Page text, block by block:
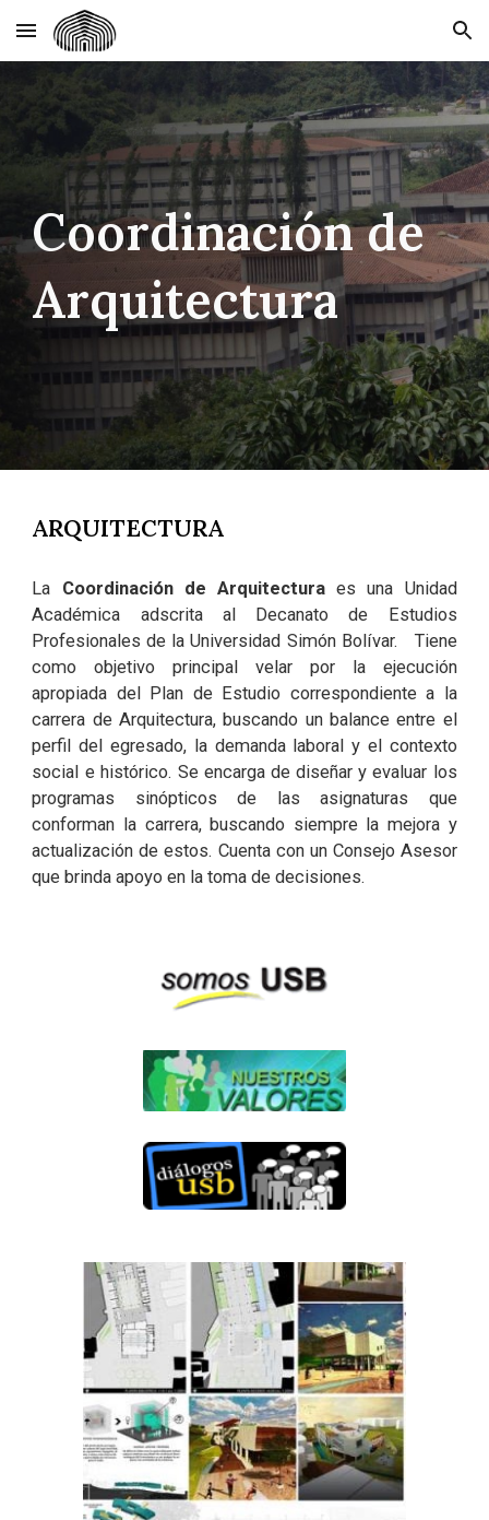
Skip to main content Skip to navigation
Coordinación de
Arquitectura
ARQUITECTURA
La Coordinación de Arquitectura es una Unidad
Académica adscrita al Decanato de Estudios
Profesionales de la Universidad Simón Bolívar. Tiene
como objetivo principal velar por la ejecución
apropiada del Plan de Estudio correspondiente a la
carrera de Arquitectura, buscando un balance entre el
perfil del egresado, la demanda laboral y el contexto
social e histórico. Se encarga de diseñar y evaluar los
programas sinópticos de las asignaturas que
conforman la carrera, buscando siempre la mejora y
actualización de estos. Cuenta con un Consejo Asesor
que brinda apoyo en la toma de decisiones.